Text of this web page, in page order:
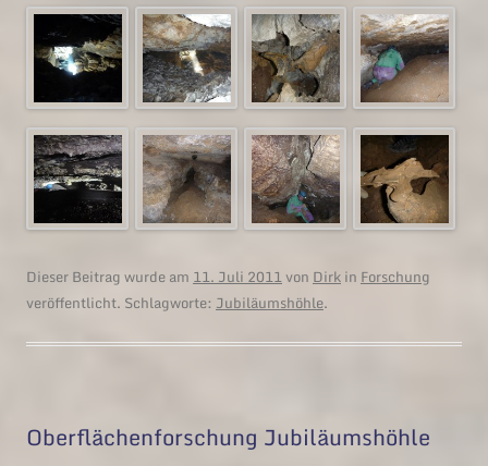
Dieser Beitrag wurde am 11. Juli 2011von Dirkin Forschung
veröffentlicht. Schlagworte: Jubiläumshöhle.
Oberflächenforschung Jubiläumshöhle